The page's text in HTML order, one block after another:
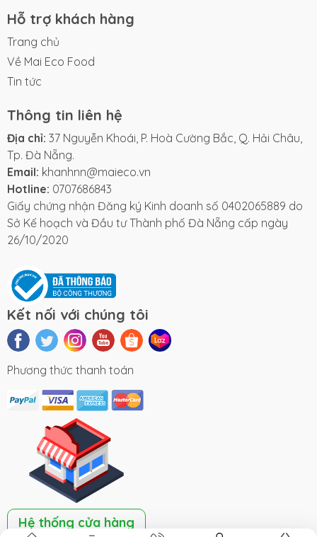
Hỗ trợ khách hàng
Trang chủ
Về Mai Eco Food
Tin tức
Thông tin liên hệ
Địa chỉ: 37 Nguyễn Khoái, P. Hoà Cường Bắc, Q. Hải Châu,
Tp. Đà Nẵng.
Email: khanhnn@maieco.vn
Hotline: 0707686843
Giấy chứng nhận Đăng ký Kinh doanh số 0402065889 do
Sở Kế hoạch và Đầu tư Thành phố Đà Nẵng cấp ngày
26/10/2020
Kết nối với chúng tôi
Phương thức thanh toán
Hệ thống cửa hàng